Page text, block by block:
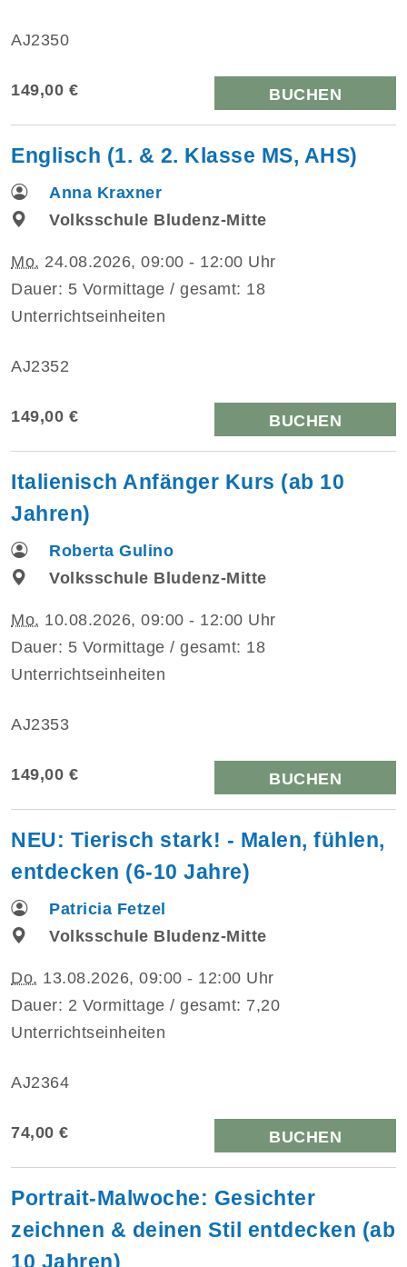
AJ2350
149,00 € BUCHEN
Englisch (1. & 2. Klasse MS, AHS)
Anna Kraxner
Volksschule Bludenz-Mitte
Mo. 24.08.2026, 09:00 - 12:00 Uhr
Dauer: 5 Vormittage / gesamt: 18
Unterrichtseinheiten
AJ2352
149,00 € BUCHEN
Italienisch Anfänger Kurs (ab 10
Jahren)
Roberta Gulino
Volksschule Bludenz-Mitte
Mo. 10.08.2026, 09:00 - 12:00 Uhr
Dauer: 5 Vormittage / gesamt: 18
Unterrichtseinheiten
AJ2353
149,00 € BUCHEN
NEU: Tierisch stark! - Malen, fühlen,
entdecken (6-10 Jahre)
Patricia Fetzel
Volksschule Bludenz-Mitte
Do. 13.08.2026, 09:00 - 12:00 Uhr
Dauer: 2 Vormittage / gesamt: 7,20
Unterrichtseinheiten
AJ2364
74,00 € BUCHEN
Portrait-Malwoche: Gesichter
zeichnen & deinen Stil entdecken (ab
10 Jahren)